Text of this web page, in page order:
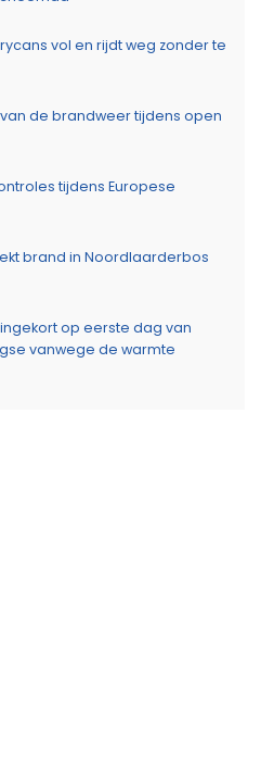
vol en rijdt weg zonder te
de brandweer tijdens open
tijdens Europese
brand in Noordlaarderbos
op eerste dag van
vanwege de warmte